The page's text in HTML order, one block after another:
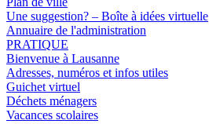
Une suggestion? – Boîte à idées virtuelle
Annuaire de l'administration
PRATIQUE
Bienvenue à Lausanne
Adresses, numéros et infos utiles
Guichet virtuel
Déchets ménagers
Vacances scolaires